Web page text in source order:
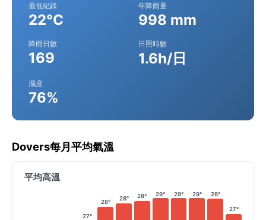
最低紀錄
22°C
年降雨量
998 mm
降雨日數
169
日照時數
1.6h/日
濕度
76%
Dovers每月平均氣溫
平均高溫
27°
28° 28° 28° 29° 29° 29° 28°
27°